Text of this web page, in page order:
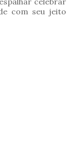
com seu jeito